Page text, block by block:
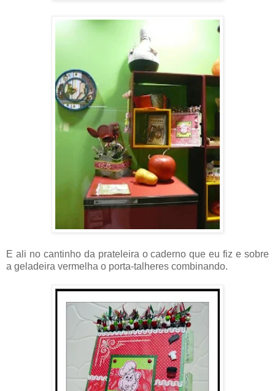
E ali no cantinho da prateleira o caderno que eu fiz e sobre
a geladeira vermelha o porta-talheres combinando.